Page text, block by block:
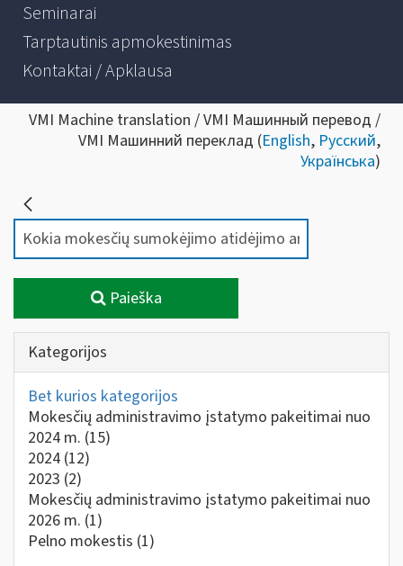
Seminarai
Tarptautinis apmokestinimas
Kontaktai / Apklausa
VMI Machine translation / VMI Машинный перевод /
VMI Машинний переклад (English, Русский,
Українська)
Paieška
Kategorijos
Bet kurios kategorijos
Mokesčių administravimo įstatymo pakeitimai nuo
2024 m. (15)
2024 (12)
2023 (2)
Mokesčių administravimo įstatymo pakeitimai nuo
2026 m. (1)
Pelno mokestis (1)